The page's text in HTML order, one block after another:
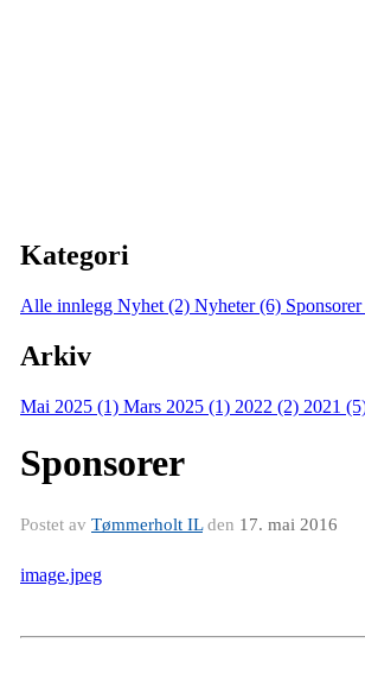
Kategori
Alle innlegg Nyhet (2) Nyheter (6)
Arkiv
Mai 2025 (1) Mars 2025 (1) 2022 (2) 2021
Sponsorer
Postet av Tømmerholt ILden 17. mai 2016
image.jpeg